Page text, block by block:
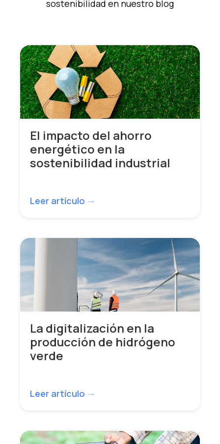
sostenibilidad en nuestro blog
El impacto del ahorro
energético en la
sostenibilidad industrial
Leer artículo trending_flat
La digitalización en la
producción de hidrógeno
verde
Leer artículo trending_flat